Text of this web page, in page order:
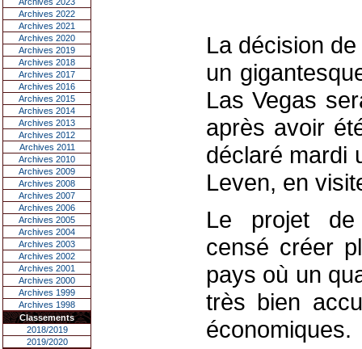
Archives 2022
Archives 2021
Archives 2020
Archives 2019
Archives 2018
Archives 2017
Archives 2016
Archives 2015
Archives 2014
Archives 2013
Archives 2012
Archives 2011
Archives 2010
Archives 2009
Archives 2008
Archives 2007
Archives 2006
Archives 2005
Archives 2004
Archives 2003
Archives 2002
Archives 2001
Archives 2000
Archives 1999
Archives 1998
Classements
2018/2019
2019/2020
La décision
un
Las Vegas
après avoir
déclaré mardi
Leven, en
Le projet de
censé créer
pays où un
très bien
économiques.